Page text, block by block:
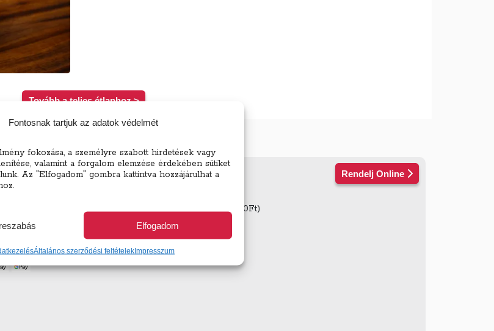
Fontosnak tartjuk az adatok védelmét
fokozása, a személyre szabott hirdetések vagy
valamint a forgalom elemzése érdekében sütiket
Az "Elfogadom" gombra kattintva hozzájárulhat a
Elfogadom
Általános szerződési feltételekImpresszum
Tovább a teljes étlaphoz >
Rendelj Online
elvitel és helyszíni fogyasztás opciót is! (csomagolás: 250Ft)